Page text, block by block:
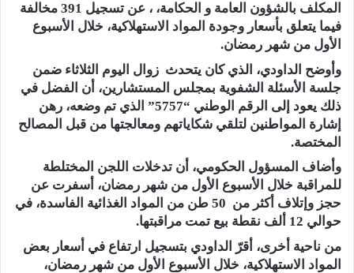
المكلف بالشؤون العامة و الحكامة، ، عن تسجيل 391 مخالفة
فيما يتعلق بأسعار وجودة المواد الاستهلاكية، خلال الأسبوع
الأول من شهر رمضان.
وأوضح الداودي، الذي كان يتحدث زوال اليوم الثلاثاء ضمن
جلسة الأسئلة الشفوية بمجلس المستشارين، أن الفضل في
ذلك يعود إلى الرقم الوطني “5757” الذي تم وضعه، رهن
إشارة المواطنين لتلقي شكاياتهم ومعالجتها من قبل المصالح
المختصة.
وأضاف المسؤول الحكومي، أن تدخلات اللجن المختلطة
للمراقبة خلال الأسبوع الأول من شهر رمضان، أسفرت عن
حجز وإتلاف أكثر من 50 طن من المواد الغذائية الفاسدة، في
حوالي 12 ألف نقطة بيع تمت مراقبتها.
من ناحية أخرى، أقرّ الداودي بتسجيل ارتفاع في أسعار بعض
المواد الاستهلاكية، خلال الأسبوع الأول من شهر رمضان،